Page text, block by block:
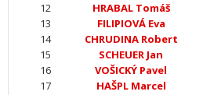
12
HRABAL Tomáš
13
FILIPIOVÁ Eva
14
CHRUDINA Robert
15
SCHEUER Jan
16
VOŠICKÝ Pavel
17
HAŠPL Marcel